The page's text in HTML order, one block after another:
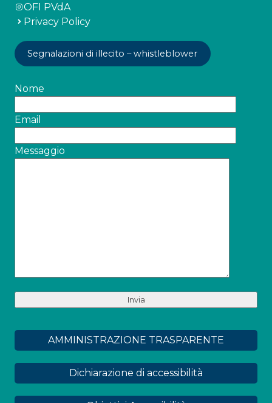
OFI PVdA
Privacy Policy
Segnalazioni di illecito – whistleblower
Nome
Email
Messaggio
AMMINISTRAZIONE TRASPARENTE
Dichiarazione di accessibilità